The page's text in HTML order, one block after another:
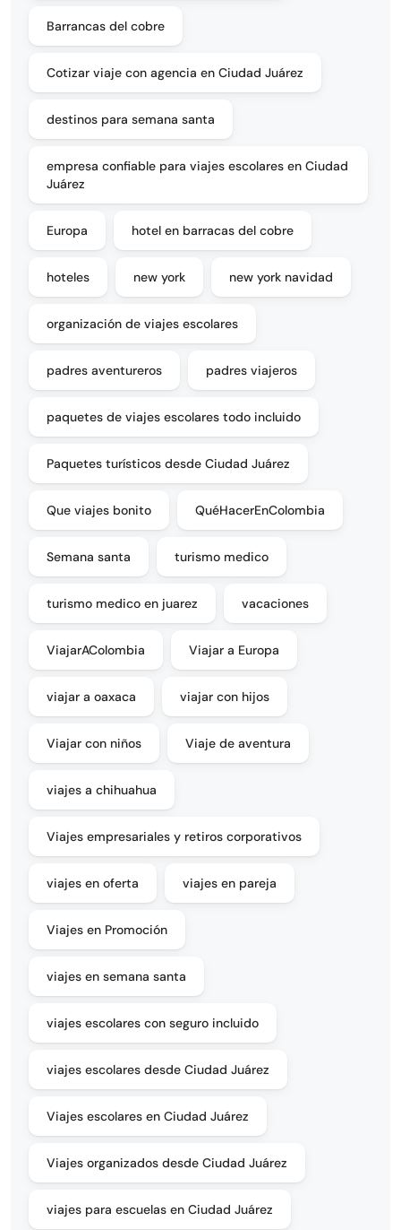
Barrancas del cobre
Cotizar viaje con agencia en Ciudad Juárez
destinos para semana santa
empresa confiable para viajes escolares en Ciudad
Juárez
Europa hotel en barracas del cobre
hoteles new york new york navidad
organización de viajes escolares
padres aventureros padres viajeros
paquetes de viajes escolares todo incluido
Paquetes turísticos desde Ciudad Juárez
Que viajes bonito QuéHacerEnColombia
Semana santa turismo medico
turismo medico en juarez vacaciones
ViajarAColombia Viajar a Europa
viajar a oaxaca viajar con hijos
Viajar con niños Viaje de aventura
viajes a chihuahua
Viajes empresariales y retiros corporativos
viajes en oferta viajes en pareja
Viajes en Promoción
viajes en semana santa
viajes escolares con seguro incluido
viajes escolares desde Ciudad Juárez
Viajes escolares en Ciudad Juárez
Viajes organizados desde Ciudad Juárez
viajes para escuelas en Ciudad Juárez